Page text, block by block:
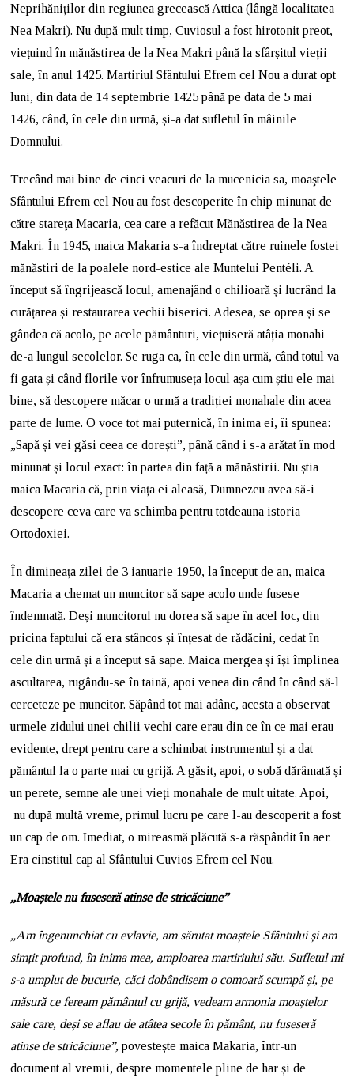
Neprihăniților din regiunea grecească Attica (lângă localitatea
Nea Makri). Nu după mult timp, Cuviosul a fost hirotonit preot,
viețuind în mănăstirea de la Nea Makri până la sfârșitul vieții
sale, în anul 1425. Martiriul Sfântului Efrem cel Nou a durat opt
luni, din data de 14 septembrie 1425 până pe data de 5 mai
1426, când, în cele din urmă, și-a dat sufletul în mâinile
Domnului.
Trecând mai bine de cinci veacuri de la mucenicia sa, moaştele
Sfântului Efrem cel Nou au fost descoperite în chip minunat de
către stareţa Macaria, cea care a refăcut Mănăstirea de la Nea
Makri. În 1945, maica Makaria s-a îndreptat către ruinele fostei
mănăstiri de la poalele nord-estice ale Muntelui Pentéli. A
început să îngrijească locul, amenajând o chilioară și lucrând la
curățarea și restaurarea vechii biserici. Adesea, se oprea și se
gândea că acolo, pe acele pământuri, viețuiseră atâția monahi
de-a lungul secolelor. Se ruga ca, în cele din urmă, când totul va
fi gata și când florile vor înfrumuseța locul așa cum știu ele mai
bine, să descopere măcar o urmă a tradiției monahale din acea
parte de lume. O voce tot mai puternică, în inima ei, îi spunea:
„Sapă și vei găsi ceea ce dorești”, până când i s-a arătat în mod
minunat și locul exact: în partea din față a mănăstirii. Nu știa
maica Macaria că, prin viața ei aleasă, Dumnezeu avea să-i
descopere ceva care va schimba pentru totdeauna istoria
Ortodoxiei.
În dimineața zilei de 3 ianuarie 1950, la început de an, maica
Macaria a chemat un muncitor să sape acolo unde fusese
îndemnată. Deși muncitorul nu dorea să sape în acel loc, din
pricina faptului că era stâncos și înțesat de rădăcini, cedat în
cele din urmă și a început să sape. Maica mergea și își împlinea
ascultarea, rugându-se în taină, apoi venea din când în când să-l
cerceteze pe muncitor. Săpând tot mai adânc, acesta a observat
urmele zidului unei chilii vechi care erau din ce în ce mai erau
evidente, drept pentru care a schimbat instrumentul și a dat
pământul la o parte mai cu grijă. A găsit, apoi, o sobă dărâmată și
un perete, semne ale unei vieți monahale de mult uitate. Apoi,
nu după multă vreme, primul lucru pe care l-au descoperit a fost
un cap de om. Imediat, o mireasmă plăcută s-a răspândit în aer.
Era cinstitul cap al Sfântului Cuvios Efrem cel Nou.
„Moaștele nu fuseseră atinse de stricăciune”
„Am îngenunchiat cu evlavie, am sărutat moaștele Sfântului și am
simțit profund, în inima mea, amploarea martiriului său. Sufletul mi
s-a umplut de bucurie, căci dobândisem o comoară scumpă și, pe
măsură ce feream pământul cu grijă, vedeam armonia moaștelor
sale care, deși se aflau de atâtea secole în pământ, nu fuseseră
atinse de stricăciune”,povestește maica Makaria, într-un
document al vremii, despre momentele pline de har și de